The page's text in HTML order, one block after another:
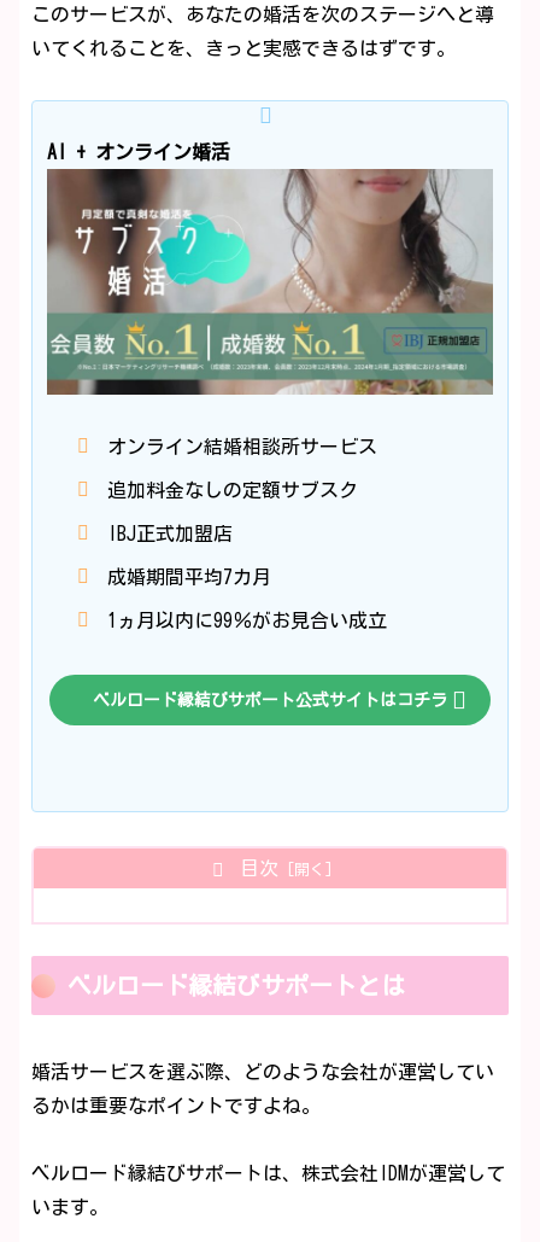
このサービスが、あなたの婚活を次のステージへと導
いてくれることを、きっと実感できるはずです。
AI + オンライン婚活
オンライン結婚相談所サービス
追加料金なしの定額サブスク
IBJ正式加盟店
成婚期間平均7カ月
1ヵ月以内に99％がお見合い成立
ベルロード縁結びサポート公式サイトはコチラ
目次
ベルロード縁結びサポートとは
婚活サービスを選ぶ際、どのような会社が運営してい
るかは重要なポイントですよね。
ベルロード縁結びサポートは、株式会社IDMが運営して
います。